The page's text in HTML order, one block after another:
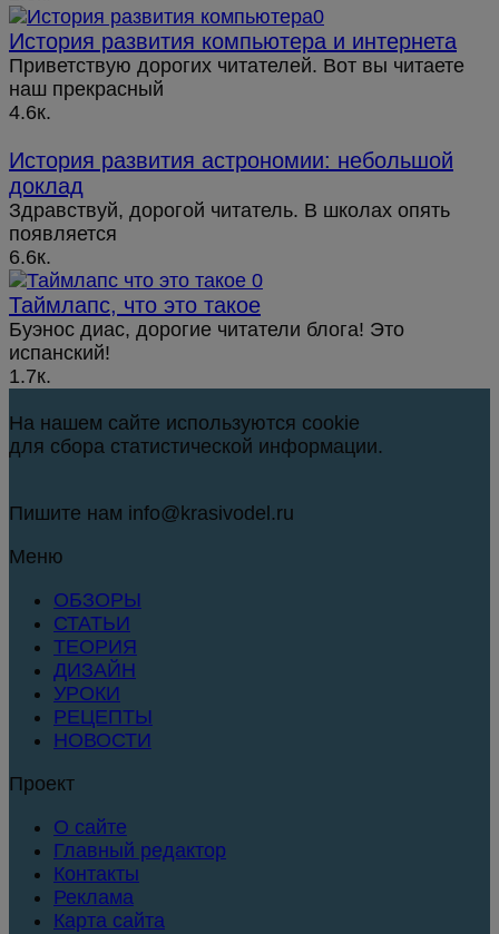
История развития компьютера и интернета
Приветствую дорогих читателей. Вот вы читаете
наш прекрасный
4.6к.
История развития астрономии: небольшой
доклад
Здравствуй, дорогой читатель. В школах опять
появляется
6.6к.
Таймлапс, что это такое
Буэнос диас, дорогие читатели блога! Это
испанский!
1.7к.
На нашем сайте используются cookie
для сбора статистической информации.
Пишите нам info@krasivodel.ru
Меню
ОБЗОРЫ
СТАТЬИ
ТЕОРИЯ
ДИЗАЙН
УРОКИ
РЕЦЕПТЫ
НОВОСТИ
Проект
О сайте
Главный редактор
Контакты
Реклама
Карта сайта